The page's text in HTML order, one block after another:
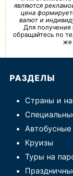
являются
цена
валют и
Для
обращайтесь по
же
РАЗДЕЛЫ
Страны и
Круизы
Туры на